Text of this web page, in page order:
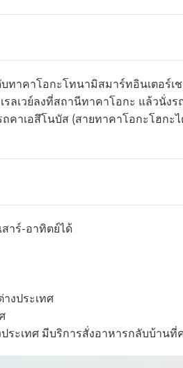
ทาคาโอกะโทนามิสมาร์ทอินเตอร์เ
รลเวย์ลงที่สถานีทาคาโอกะ แล้วนั่ง
คาเอสึโนบัส (สายทาคาโอกะโฮก
าร์-อาทิตย์ได้
งประเทศ
ระเทศ มีบริการสั่งอาหารกลับบ้านที่